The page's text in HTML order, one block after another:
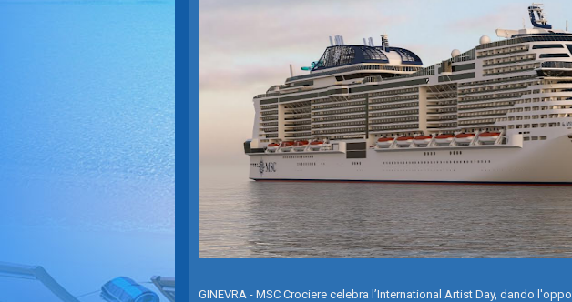
GINEVRA - MSC Crociere celebra l’International Artist Day, dando